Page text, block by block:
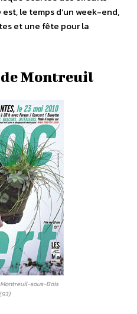
le temps d’un week-end,
et une fête pour la
de Montreuil
sous-Bois
(93)